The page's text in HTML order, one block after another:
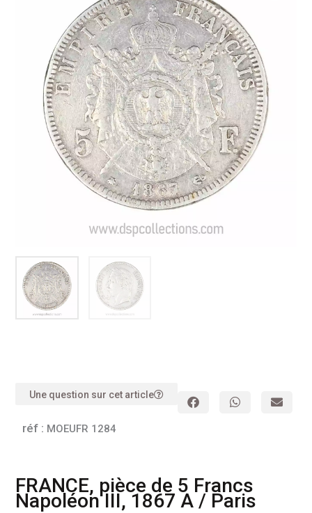
Une question sur cet article
réf : MOEUFR 1284
FRANCE, pièce de 5 Francs
Napoléon III, 1867 A / Paris